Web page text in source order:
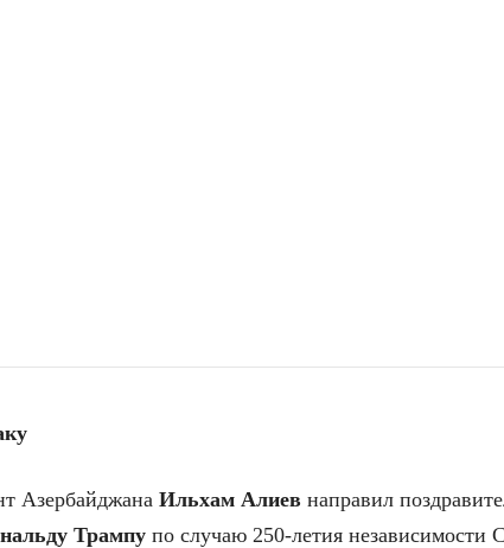
Азербайджана Ильхам Алиев направил
Трампу по случаю 250-летия